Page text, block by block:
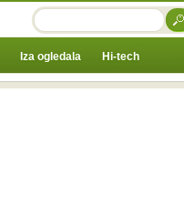
TRAŽI
Iza ogledala Hi-tech